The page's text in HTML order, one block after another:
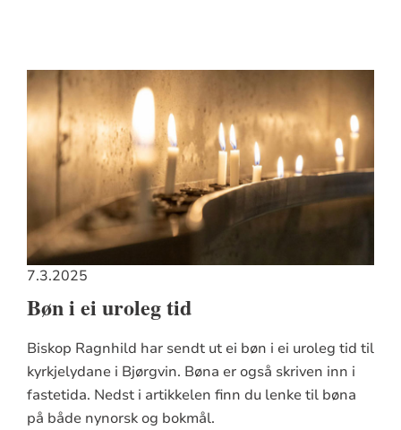
7.3.2025
Bøn i ei uroleg tid
Biskop Ragnhild har sendt ut ei bøn i ei uroleg tid til
kyrkjelydane i Bjørgvin. Bøna er også skriven inn i
fastetida. Nedst i artikkelen finn du lenke til bøna
på både nynorsk og bokmål.